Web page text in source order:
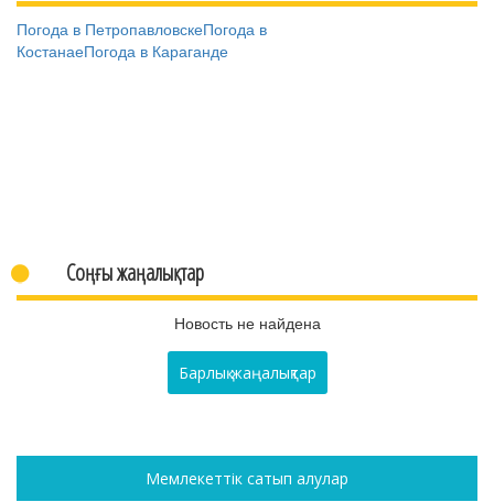
Погода в ПетропавловскеПогода в
КостанаеПогода в Караганде
Соңғы жаңалықтар
Новость не найдена
Барлық жаңалықтар
Мемлекеттік сатып алулар